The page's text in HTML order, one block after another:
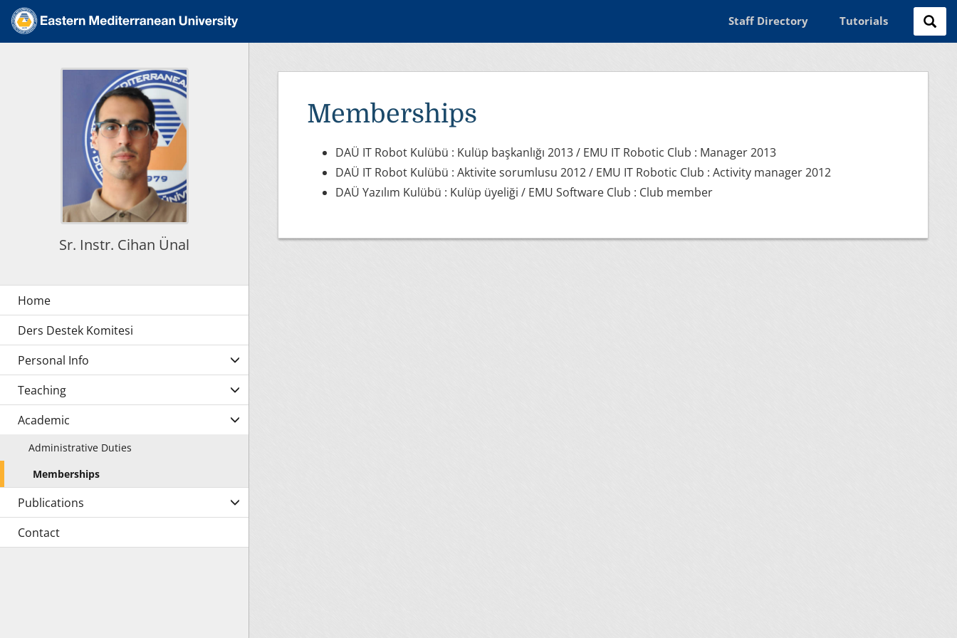
Staff Directory Tutorials
Memberships
DAÜ IT Robot Kulübü : Kulüp başkanlığı 2013 / EMU IT Robotic Club : Manager 2013
DAÜ IT Robot Kulübü : Aktivite sorumlusu 2012 / EMU IT Robotic Club : Activity manager 2012
DAÜ Yazılım Kulübü : Kulüp üyeliği / EMU Software Club : Club member
Sr. Instr. Cihan Ünal
Ders Destek Komitesi
Personal Info
Teaching
Academic
Administrative Duties
Memberships
Publications
Contact